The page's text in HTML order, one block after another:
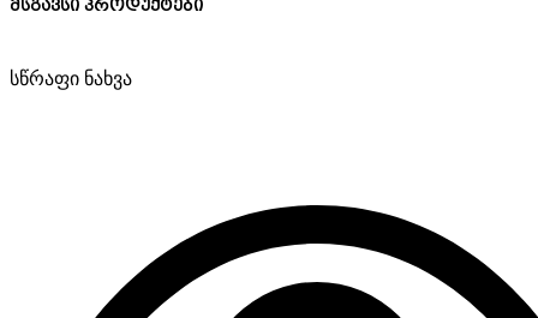
მსგავსი პროდუქტები
სწრაფი ნახვა